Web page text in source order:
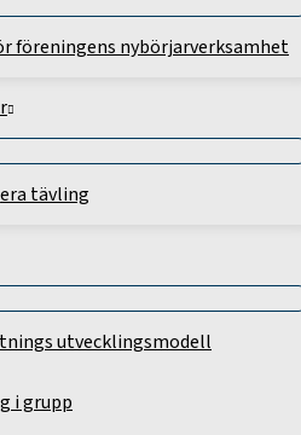
föreningens nybörjarverksamhet
tävling
utvecklingsmodell
i grupp